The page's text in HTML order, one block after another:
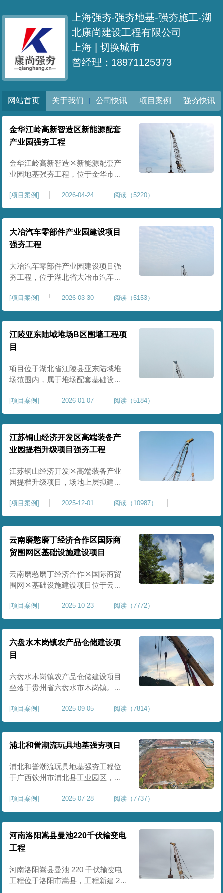
上海强夯-强夯地基-强夯施工-湖
北康尚建设工程有限公司
上海 |切换城市
曾经理：18971125373
网站首页 关于我们 公司快讯 项目案例 强夯快讯
金华江岭高新智造区新能源配套
产业园强夯工程
金华江岭高新智造区新能源配套产
业园地基强夯工程，位于金华市江
园区重点基建配套项目。本项目地
基强夯处理总面积40000㎡，施工范
围为新能源配套产业园核心建设地
块。项目场地为园区新建建设用
地，原始场地土质松散、土层固结
不均匀、孔隙较大、地基承载力偏
弱。新能源产业园厂房及配套设施
对
[项目案例] 2026-04-24 阅读（5220）
大冶汽车零部件产业园建设项目
强夯工程
大冶汽车零部件产业园建设项目强
夯工程，位于湖北省大冶市汽车零
业厂房、生产车间及配套附属设施
建设的前置基础性地基处理工程。
项目场地为园区新建工业建设用
地，原始场地土层松散、土质均匀
性较差、土体固结度不足，天然地
基承载力偏低。汽车零部件生产厂
房对地基平整度、整体刚度、沉降
控
[项目案例] 2026-03-30 阅读（5153）
江陵亚东陆域堆场B区围墙工程项
目
项目位于湖北省江陵县亚东陆域堆
场范围内，属于堆场配套基础设施
墙及附属设施建设，是保障场区边
界围护结构稳定、提升场地整体建
设标准的前置关键工程，本项目强
夯处理总面积20000㎡，施工范围为
陆域堆场B区围墙沿线及配套场地。
原场地土层松散、回填不均、固结
程度差，地基承载力较低，且堆
[项目案例] 2026-01-07 阅读（5184）
江苏铜山经济开发区高端装备产
业园提档升级项目强夯工程
江苏铜山经济开发区高端装备产业
园提档升级项目，场地上层拟建厂
施。占地面积约130000㎡.项目采用
强夯工艺对地基进行加固处理，确
保处理后地基承载力特征值
≥100kPa、压实系数≥0.94、压缩模
量≥5MPa，工程实施后将有效提升
场地整体承载力与均匀性，消除不
均匀沉降隐患，为园区高端装备产
业项目
[项目案例] 2025-12-01 阅读（10987）
云南磨憨磨丁经济合作区国际商
贸围网区基础设施建设项目
云南磨憨磨丁经济合作区国际商贸
围网区基础设施建设项目位于云南
商贸、口岸监管、通关查验的重要
基础设施工程。项目建设内容主要
为场地地基处理，处理总面积约 5
万平方米，采用强夯加固施工工
艺，通过全场地强夯提升地基承载
力、消除不均匀沉降，满足围网区
后续建（构）筑物及重型作业场地
使
[项目案例] 2025-10-23 阅读（7772）
六盘水木岗镇农产品仓储建设项
目
六盘水木岗镇农产品仓储建设项目
坐落于贵州省六盘水市木岗镇。场
房、分拣车间、配套附属用房等设
施。项目原始场地为新建建设用
地，土层分布不均、土体松散、天
然固结程度较低，地基整体承载力
筑需长期承受货物堆放荷载，对地
基沉降稳定性、整体密实度要求较
[项目案例] 2025-09-05 阅读（7814）
浦北和誉潮流玩具地基强夯项目
浦北和誉潮流玩具地基强夯工程位
于广西钦州市浦北县工业园区，场
公及生活附属设施。原始场地为新
建园区待开发地块，土体回填不
均、土质松散、固结度不足，场地
承载力与整体均匀性较差，若直接
施工易出现地基不均匀沉降、地面
开裂、墙体变形等质量问题，无法
满足工业厂房长期荷载及规范建设
标
[项目案例] 2025-07-28 阅读（7737）
河南洛阳嵩县曼池220千伏输变电
工程
河南洛阳嵩县曼池 220 千伏输变电
工程位于洛阳市嵩县，工程新建 220